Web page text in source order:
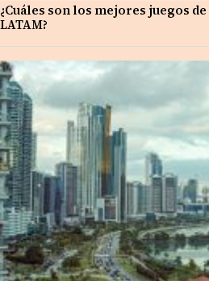
¿Cuáles son los mejores juegos
LATAM?